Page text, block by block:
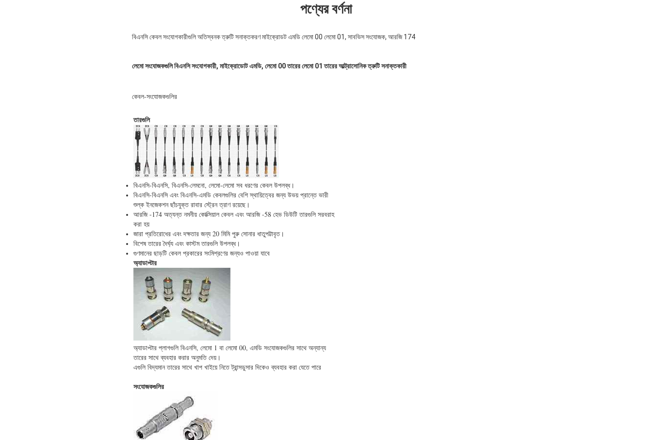
পণ্যের বর্ণনা
বিএনসি কেবল সংযোগকারীগুলি অতিস্বনক ত্রুটি সনাক্তকরণ মাইক্রোডট এমডি লেমো 00 লেমো 01, সাবভিস সংযোজক, আরজি 174
লেমো সংযোজকগুলি বিএনসি সংযোগকারী, মাইক্রোডোট এমডি, লেমো 00 তারের লেমো 01 তারের আল্ট্রাসোনিক ত্রুটি সনাক্তকারী
কেবল-সংযোজকগুলির
তারগুলি
বিএনসি-বিএনসি, বিএনসি-লেমনো, লেমো-লেমো সব ধরণের কেবল উপলব্ধ।
বিএনসি-বিএনসি এবং বিএনসি-এমডি কেবলগুলির বেশি স্থায়িত্বের জন্য উভয় প্রান্তে ভারী
শুল্ক ইনজেকশন ছাঁচযুক্ত রাবার স্ট্রেন ত্রাণ রয়েছে।
আরজি -174 অত্যন্ত নমনীয় কোক্সিয়াল কেবল এবং আরজি -58 হেভ ডিউটি ​​তারগুলি সরবরাহ
করা হয়
জারা প্রতিরোধের এবং দক্ষতার জন্য 20 মিমি পুরু সোনার ধাতুপট্টাবৃত।
বিশেষ তারের দৈর্ঘ্য এবং কাস্টম তারগুলি উপলব্ধ।
গুণমানের ছাড়টি কেবল প্রকারের সংমিশ্রণের জন্যও পাওয়া যাবে
অ্যাডাপ্টার
অ্যাডাপ্টার প্লাগগুলি বিএনসি, লেমো 1 বা লেমো 00, এমডি সংযোজকগুলির সাথে অন্যান্য
তারের সাথে ব্যবহার করার অনুমতি দেয়।
এগুলি বিদ্যমান তারের সাথে খাপ খাইয়ে নিতে ট্রান্সডুসার দিকেও ব্যবহার করা যেতে পারে
সংযোজকগুলির